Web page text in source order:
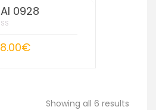
0928
€
Showing all 6 results